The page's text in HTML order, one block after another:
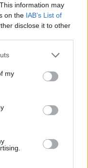
information may
on the IAB’s List of
disclose it to other
my